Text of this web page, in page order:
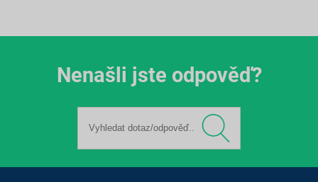
Nenašli jste odpověď?